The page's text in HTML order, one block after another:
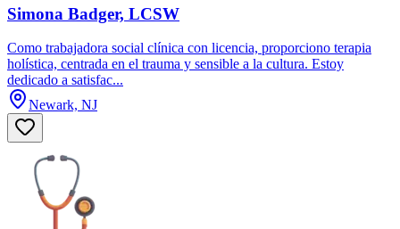
Simona Badger, LCSW
Como trabajadora social clínica con licencia, proporciono terapia
holística, centrada en el trauma y sensible a la cultura. Estoy
dedicado a satisfac...
Newark, NJ